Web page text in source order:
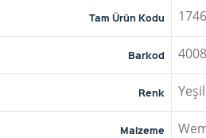
Tam Ürün Kodu
Barkod
Renk
Malzeme